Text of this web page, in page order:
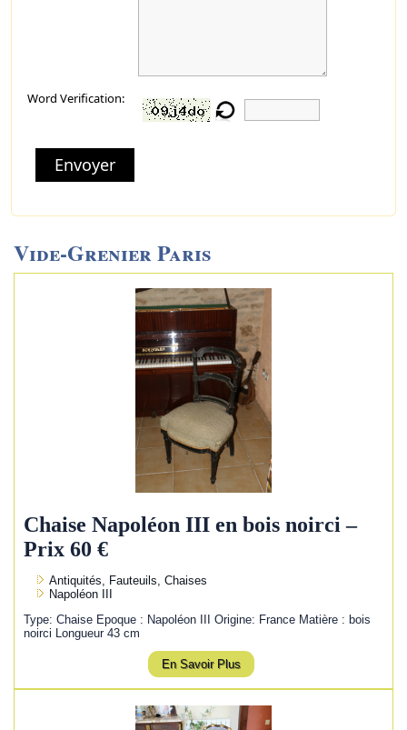
Word Verification:
Envoyer
Vide-Grenier Paris
Chaise Napoléon III en bois noirci –
Prix 60 €
Antiquités, Fauteuils, Chaises
Napoléon III
Type: Chaise Epoque : Napoléon III Origine: France Matière : bois
noirci Longueur 43 cm
En Savoir Plus